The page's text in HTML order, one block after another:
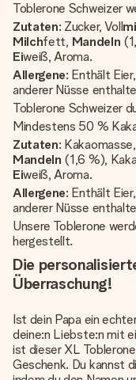
Toblerone Schweizer
Zutaten: Zucker, Voll
Milchfett, Mandeln
Eiweiß, Aroma.
Allergene: Enthält
anderer Nüsse
Toblerone Schweizer
Mindestens 50 %
Zutaten:
Mandeln (1,6 %),
Eiweiß, Aroma.
Allergene: Enthält
anderer Nüsse
Unsere Toblerone
hergestellt.
Die
Überraschung!
Ist dein Papa ein
deine:n Liebste:n mit
ist dieser XL
Geschenk. Du kannst